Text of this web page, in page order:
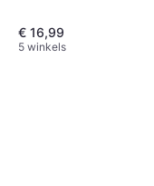
€ 16,99
5 winkels